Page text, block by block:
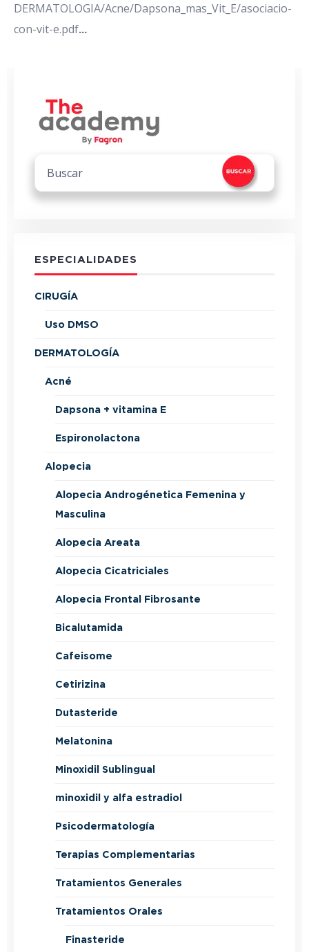
DERMATOLOGIA/Acne/Dapsona_mas_Vit_E/asociacio-
con-vit-e.pdf...
ESPECIALIDADES
CIRUGÍA
Uso DMSO
DERMATOLOGÍA
Acné
Dapsona + vitamina E
Espironolactona
Alopecia
Alopecia Androgénetica Femenina y
Masculina
Alopecia Areata
Alopecia Cicatriciales
Alopecia Frontal Fibrosante
Bicalutamida
Cafeisome
Cetirizina
Dutasteride
Melatonina
Minoxidil Sublingual
minoxidil y alfa estradiol
Psicodermatología
Terapias Complementarias
Tratamientos Generales
Tratamientos Orales
Finasteride